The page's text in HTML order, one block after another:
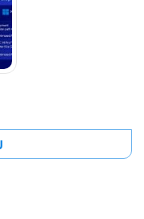
นโดยโปรเซสเซอร์
ร์ Stack, เครื่องมือ
โค้ดตัวอย่าง, กรณีใช้
Intel Developer
ได้รับการพัฒนาให้
างๆ โดยทรัพยากร